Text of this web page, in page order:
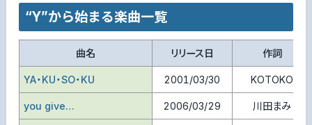
“Y”から始まる楽曲一覧
曲名 リリース日 作詞
YA・KU・SO・KU 2001/03/30 KOTOKO
you give… 2006/03/29 川田まみ